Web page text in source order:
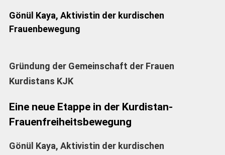
Gönül Kaya, Aktivistin der kurdischen
Frauenbewegung
Gründung der Gemeinschaft der Frauen
Kurdistans KJK
Eine neue Etappe in der Kurdistan-
Frauenfreiheitsbewegung
Gönül Kaya, Aktivistin der kurdischen